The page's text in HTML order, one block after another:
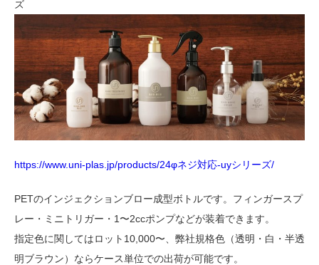
ズ
https://www.uni-plas.jp/products/24φネジ対応-uyシリーズ/
PETのインジェクションブロー成型ボトルです。フィンガースプ
レー・ミニトリガー・1〜2ccポンプなどが装着できます。
指定色に関してはロット10,000〜、弊社規格色（透明・白・半透
明ブラウン）ならケース単位での出荷が可能です。